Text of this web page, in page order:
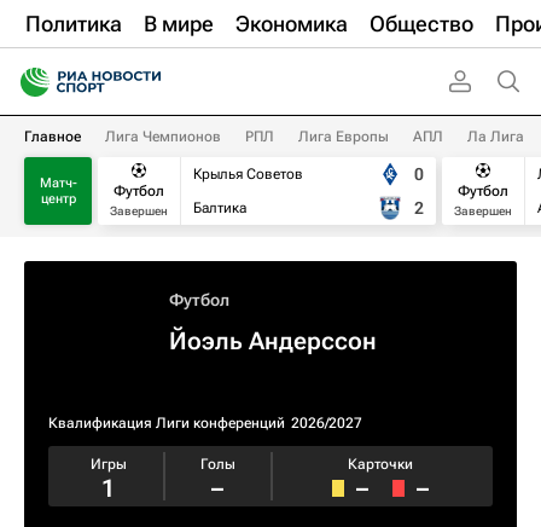
Политика В мире Экономика Общество
Главное Лига Чемпионов РПЛ Лига Европы АПЛ Ла Лига
Матч-
центр
Футбол
Завершен
Крылья Советов
Балтика
0
2
Футбол
Завершен
Футбол
Йоэль Андерссон
Квалификация Лиги конференций 2026/2027
Игры
1
Голы
–
Карточки
– –